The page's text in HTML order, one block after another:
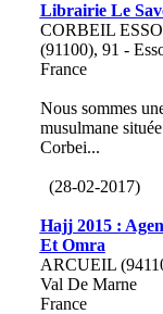
Librairie Le
CORBEIL
(91100), 91 -
France
Nous sommes
musulmane
Corbei...
(28-02-2017)
Hajj 2015 :
Et Omra
ARCUEIL
Val De Marne
France